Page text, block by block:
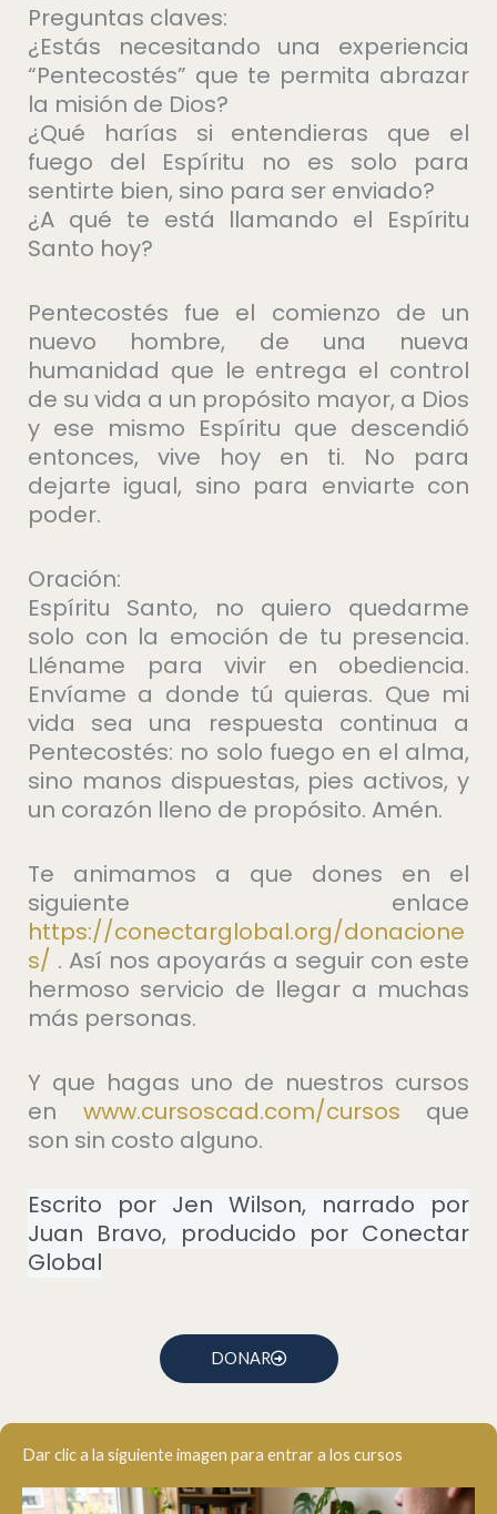
Preguntas claves:
¿Estás necesitando una experiencia
“Pentecostés” que te permita abrazar
la misión de Dios?
¿Qué harías si entendieras que el
fuego del Espíritu no es solo para
sentirte bien, sino para ser enviado?
¿A qué te está llamando el Espíritu
Santo hoy?
Pentecostés fue el comienzo de un
nuevo hombre, de una nueva
humanidad que le entrega el control
de su vida a un propósito mayor, a Dios
y ese mismo Espíritu que descendió
entonces, vive hoy en ti. No para
dejarte igual, sino para enviarte con
poder.
Oración:
Espíritu Santo, no quiero quedarme
solo con la emoción de tu presencia.
Lléname para vivir en obediencia.
Envíame a donde tú quieras. Que mi
vida sea una respuesta continua a
Pentecostés: no solo fuego en el alma,
sino manos dispuestas, pies activos, y
un corazón lleno de propósito. Amén.
Te animamos a que dones en el
siguiente enlace
https://conectarglobal.org/donacione
s/ . Así nos apoyarás a seguir con este
hermoso servicio de llegar a muchas
más personas.
Y que hagas uno de nuestros cursos
en ⁠www.cursoscad.com/cursos⁠ que
son sin costo alguno.
Escrito por Jen Wilson, narrado por
Juan Bravo, producido por Conectar
Global
DONAR
Dar clic a la siguiente imagen para entrar a los cursos